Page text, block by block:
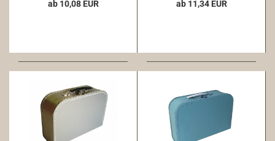
ab 10,08 EUR ab 11,34 EUR